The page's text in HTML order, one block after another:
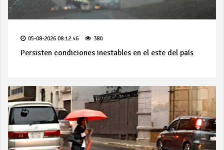
05-08-2026 08:12:46 380
Persisten condiciones inestables en el este del país